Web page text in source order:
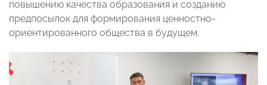
повышению качества образования и созданию
предпосылок для формирования ценностно-
ориентированного общества в будущем.